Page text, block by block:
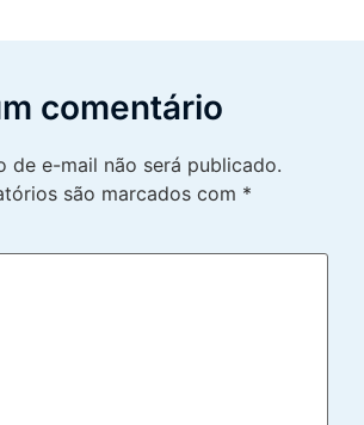
comentário
de e-mail não será publicado.
são marcados com *